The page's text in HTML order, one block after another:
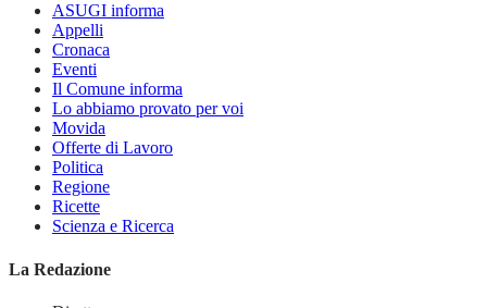
ASUGI informa
Appelli
Cronaca
Eventi
Il Comune informa
Lo abbiamo provato per voi
Movida
Offerte di Lavoro
Politica
Regione
Ricette
Scienza e Ricerca
La Redazione